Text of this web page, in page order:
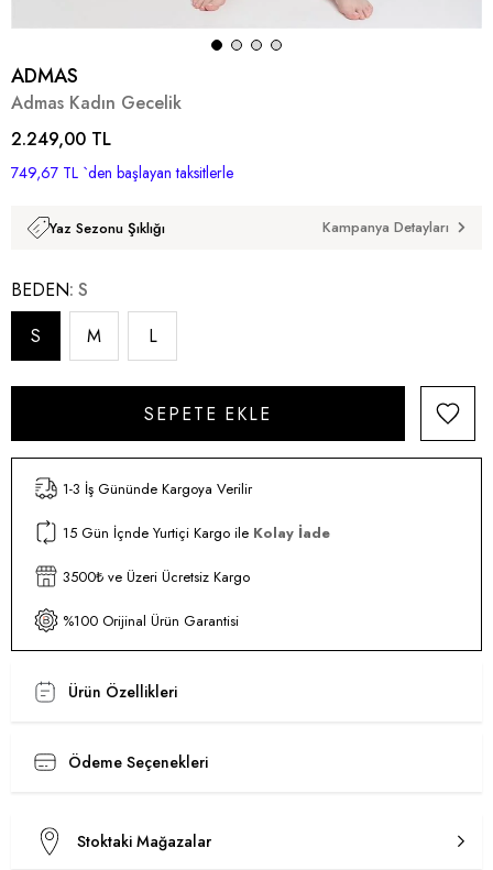
ADMAS
Admas Kadın Gecelik
2.249,00 TL
749,67 TL `den başlayan taksitlerle
Yaz Sezonu Şıklığı Kampanya Detayları
BEDEN S
S
M L
1-3 İş Gününde Kargoya Verilir
15 Gün İçnde Yurtiçi Kargo ile Kolay İade
3500₺ ve Üzeri Ücretsiz Kargo
%100 Orijinal Ürün Garantisi
Ürün Özellikleri
Ödeme Seçenekleri
Stoktaki Mağazalar